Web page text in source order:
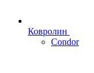
Ковролин
Condor